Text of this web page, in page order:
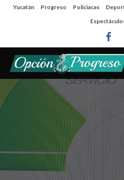
SaltaYucatán Progreso Policiacas
Opción Progreso
Las noticias del día a día del